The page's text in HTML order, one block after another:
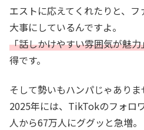
エストに応えてくれたりと、
大事にしているんですよ。
「話しかけやすい雰囲気が魅力
得です。
そして勢いもハンパじゃありま
2025年には、TikTokのフォロ
人から67万人にググッと急増。